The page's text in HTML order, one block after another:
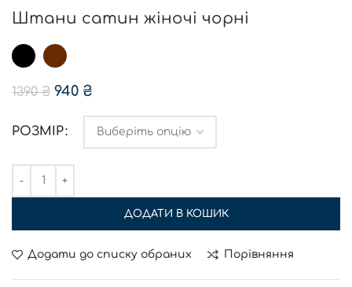
Штани сатин жіночі чорні
1390₴ 940 ₴
РОЗМІР
ДОДАТИ В КОШИК
Додати до списку обраних Порівняння